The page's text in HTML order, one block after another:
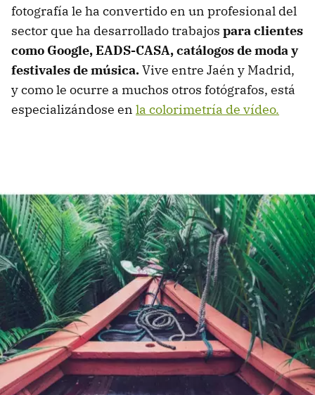
fotografía le ha convertido en un profesional del
sector que ha desarrollado trabajos para clientes
como Google, EADS-CASA, catálogos de moda y
festivales de música.Vive entre Jaén y Madrid,
y como le ocurre a muchos otros fotógrafos, está
especializándose en la colorimetría de vídeo.